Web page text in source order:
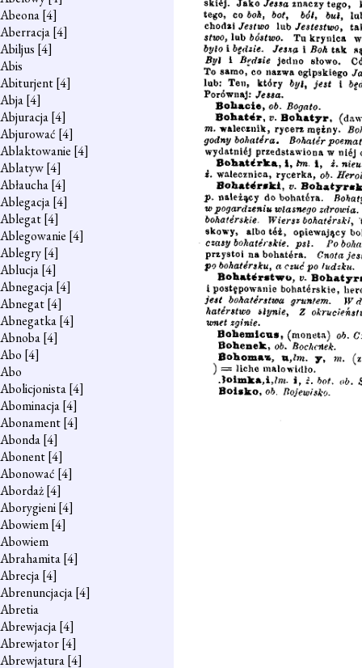
Abeona[4]
Aberracja[4]
Abiljus [4]
Abis
Abiturjent[4]
Abja[4]
Abjuracja[4]
Abjurować [4]
Ablaktowanie [4]
Ablatyw[4]
Abłaucha[4]
Ablegacja[4]
Ablegat[4]
Ablegowanie [4]
Ablegry[4]
Ablucja[4]
Abnegacja[4]
Abnegat[4]
Abnegatka[4]
Abnoba[4]
Abo [4]
Abo
Abolicjonista[4]
Abominacja[4]
Abonament[4]
Abonda[4]
Abonent[4]
Abonować [4]
Abordaż[4]
Aborygieni[4]
Abowiem[4]
Abowiem
Abrahamita[4]
Abrecja[4]
Abrenuncjacja[4]
Abretia
Abrewjacja[4]
Abrewjator[4]
Abrewjatura[4]